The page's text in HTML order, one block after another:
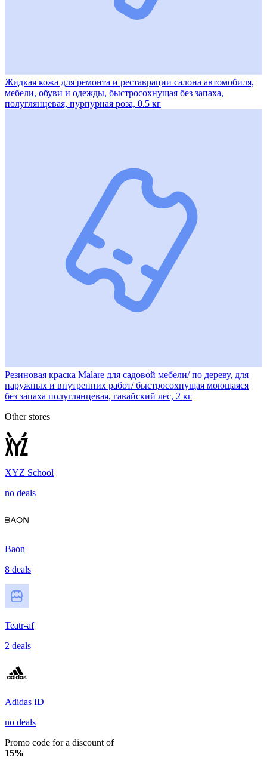
Жидкая кожа для ремонта и реставрации салона автомобиля,
мебели, обуви и одежды, быстросохнущая без запаха,
полуглянцевая, пурпурная роза, 0.5 кг
Резиновая краска Malare для садовой мебели/ по дереву, для
наружных и внутренних работ/ быстросохнущая моющаяся
без запаха полуглянцевая, гавайский лес, 2 кг
Other stores
XYZ School
no deals
Baon
8 deals
Teatr-af
2 deals
Adidas ID
no deals
Promo code for a discount of
15%